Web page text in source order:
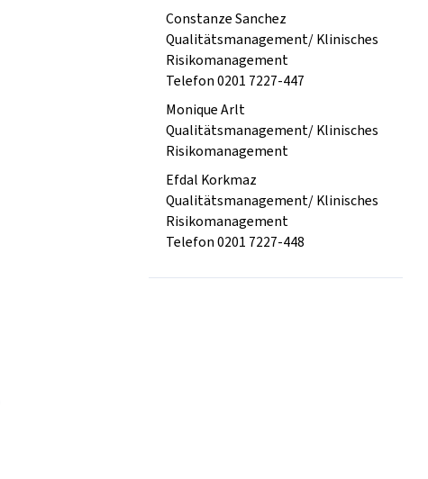
Constanze Sanchez
Qualitätsmanagement/ Klinisches
Risikomanagement
Telefon 0201 7227-447
Monique Arlt
Qualitätsmanagement/ Klinisches
Risikomanagement
Efdal Korkmaz
Qualitätsmanagement/ Klinisches
Risikomanagement
Telefon 0201 7227-448